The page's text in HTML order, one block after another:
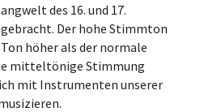
des 16. und 17.
Der hohe Stimmton
höher als der normale
mitteltönige Stimmung
mit Instrumenten unserer